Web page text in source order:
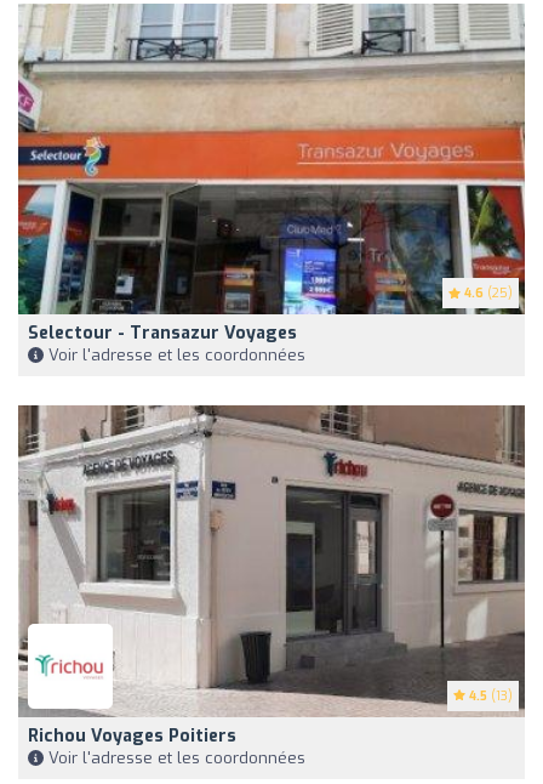
4.6 (25)
Selectour - Transazur Voyages
Voir l'adresse et les coordonnées
4.5 (13)
Richou Voyages Poitiers
Voir l'adresse et les coordonnées